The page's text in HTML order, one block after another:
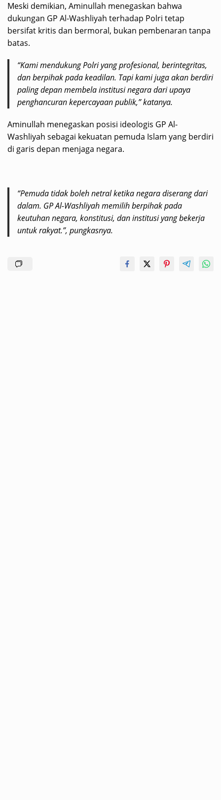
Meski demikian, Aminullah menegaskan bahwa
dukungan GP Al-Washliyah terhadap Polri tetap
bersifat kritis dan bermoral, bukan pembenaran tanpa
batas.
“Kami mendukung Polri yang profesional, berintegritas,
dan berpihak pada keadilan. Tapi kami juga akan berdiri
paling depan membela institusi negara dari upaya
penghancuran kepercayaan publik,” katanya.
Aminullah menegaskan posisi ideologis GP Al-
Washliyah sebagai kekuatan pemuda Islam yang berdiri
di garis depan menjaga negara.
“Pemuda tidak boleh netral ketika negara diserang dari
dalam. GP Al-Washliyah memilih berpihak pada
keutuhan negara, konstitusi, dan institusi yang bekerja
untuk rakyat.”, pungkasnya.